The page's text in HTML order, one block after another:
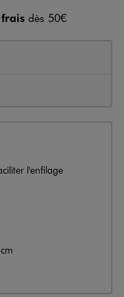
frais dès 50€
l'enfilage